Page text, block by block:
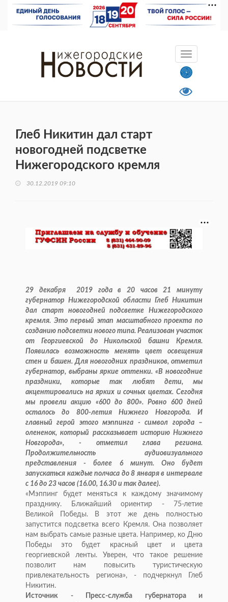
Глеб Никитин дал старт
новогодней подсветке
Нижегородского кремля
30.12.2019 09:10
29 декабря 2019 года в 20 часов 21 минуту
губернатор Нижегородской области Глеб Никитин
дал старт новогодней подсветке Нижегородского
кремля. Это первый этап масштабного проекта по
созданию подсветки нового типа. Реализован участок
от Георгиевской до Никольской башни Кремля.
Появилась возможность менять цвет освещения
стен и башен. Для новогодних праздников, отметил
губернатор, выбраны яркие оттенки. «В новогодние
праздники, которые так любят дети, мы
акцентировались на ярких и сочных цветах. Сегодня
мы провели акцию «600 до 800». Ровно 600 дней
осталось до 800-летия Нижнего Новгорода. И
главный герой этого мэппинга - символ города –
олененок, который рассказывает историю Нижнего
Новгорода», - отметил глава региона.
Продолжительность аудиовизуального
представления - более 6 минут. Оно будет
запускаться каждые полчаса до 8 января в интервале
с 16 до 23 часов (16.00, 16.30 и так далее).
«Мэппинг будет меняться к каждому значимому
празднику. Ближайший ориентир - 75-летие
Великой Победы. В этот же день полностью
запустится подсветка всего Кремля. Она позволяет
нам выбрать самые разные цвета. Например, ко Дню
Победы это будет красный цвет и цвета
георгиевской ленты. Уверен, что такое решение
позволит нам повысить туристическую
привлекательность региона», - подчеркнул Глеб
Никитин.
Источник - Пресс-служба губернатора и